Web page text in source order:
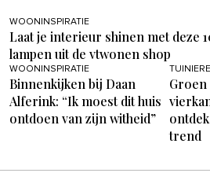
WOONINSPIRATIE
Laat je interieur shinen met deze
lampen uit de vtwonen shop
WOONINSPIRATIE
Binnenkijken bij Daan
Alferink: “Ik moest dit huis
ontdoen van zijn witheid”
Groen
trend